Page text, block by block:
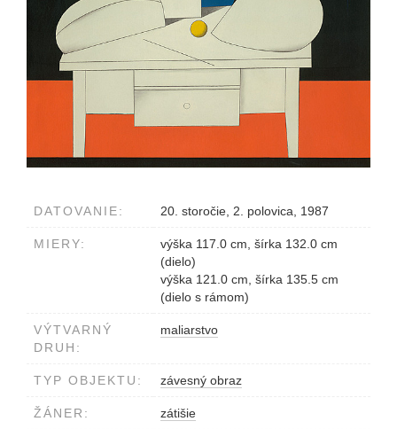
DATOVANIE: 20. storočie, 2. polovica, 1987
MIERY:
výška 117.0 cm, šírka 132.0 cm
(dielo)
výška 121.0 cm, šírka 135.5 cm
(dielo s rámom)
VÝTVARNÝ
DRUH:
maliarstvo
TYP OBJEKTU: závesný obraz
ŽÁNER: zátišie